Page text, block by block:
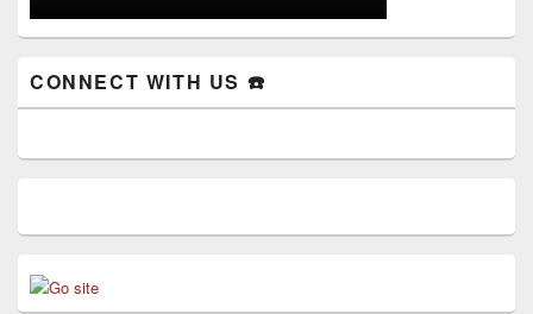
CONNECT WITH US ☎️